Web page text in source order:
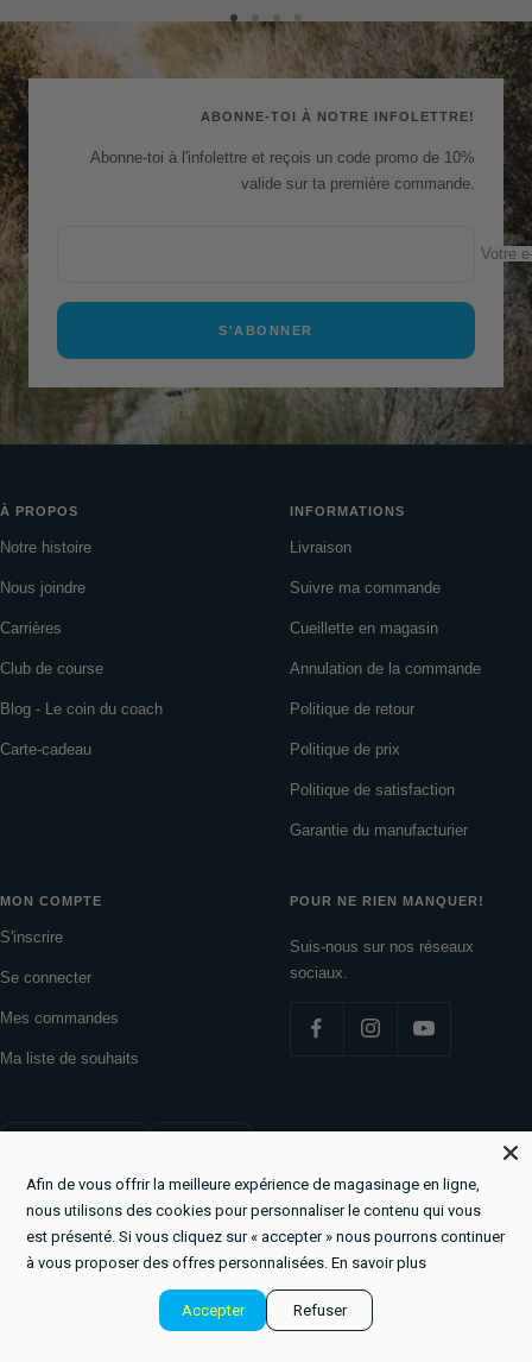
Aller
au
slide
Aller
slide
Aller
slide
Aller
au
slide
ABONNE-TOI À NOTRE INFOLETTRE!
Abonne-toi à l'infolettre et reçois un code promo de 10%
valide sur ta première commande.
Votre
S'ABONNER
À PROPOS
Notre histoire
Nous joindre
Carrières
Club de course
Blog - Le coin du coach
Carte-cadeau
INFORMATIONS
Livraison
Suivre ma commande
Cueillette en magasin
Annulation de la commande
Politique de retour
Politique de prix
Politique de satisfaction
Garantie du manufacturier
MON COMPTE
S'inscrire
Se connecter
Mes commandes
Ma liste de souhaits
POUR NE RIEN MANQUER!
Suis-nous sur nos réseaux
sociaux.
Pays/région Langue
La Boutique du Lac Commerce électronique propulsé par Shopify
Nous acceptons
Afin de vous offrir la meilleure expérience de magasinage en ligne,
nous utilisons des cookies pour personnaliser le contenu qui vous
est présenté. Si vous cliquez sur « accepter » nous pourrons continuer
à vous proposer des offres personnalisées. En savoir plus
Accepter Refuser